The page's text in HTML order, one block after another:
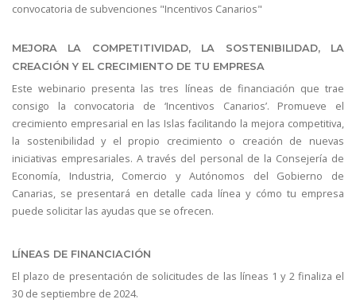
convocatoria de subvenciones "Incentivos Canarios"
MEJORA LA COMPETITIVIDAD, LA SOSTENIBILIDAD, LA
CREACIÓN Y EL CRECIMIENTO DE TU EMPRESA
Este webinario presenta las tres líneas de financiación que trae
consigo la convocatoria de ‘Incentivos Canarios’. Promueve el
crecimiento empresarial en las Islas facilitando la mejora competitiva,
la sostenibilidad y el propio crecimiento o creación de nuevas
iniciativas empresariales. A través del personal de la Consejería de
Economía, Industria, Comercio y Autónomos del Gobierno de
Canarias, se presentará en detalle cada línea y cómo tu empresa
puede solicitar las ayudas que se ofrecen.
LÍNEAS DE FINANCIACIÓN
El plazo de presentación de solicitudes de las líneas 1 y 2 finaliza el
30 de septiembre de 2024.